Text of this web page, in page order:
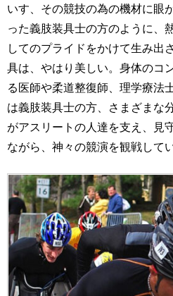
いす、その競技の為の機材に眼
った義肢装具士の方のように、
してのプライドをかけて生み出
具は、やはり美しい。身体のコ
る医師や柔道整復師、理学療法
は義肢装具士の方、さまざまな
がアスリートの人達を支え、見
ながら、神々の競演を観戦してい